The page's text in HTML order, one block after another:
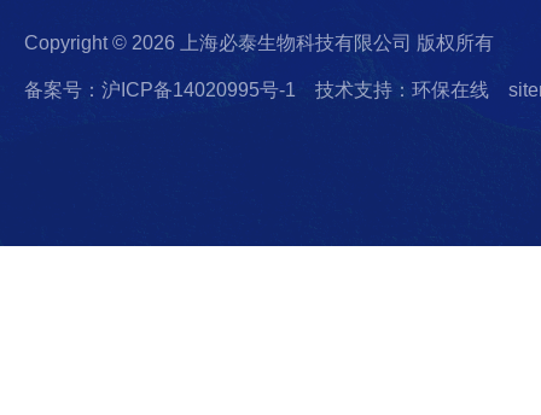
Copyright © 2026 上海必泰生物科技有限公司 版权所有
备案号：沪ICP备14020995号-1 技术支持：环保在线